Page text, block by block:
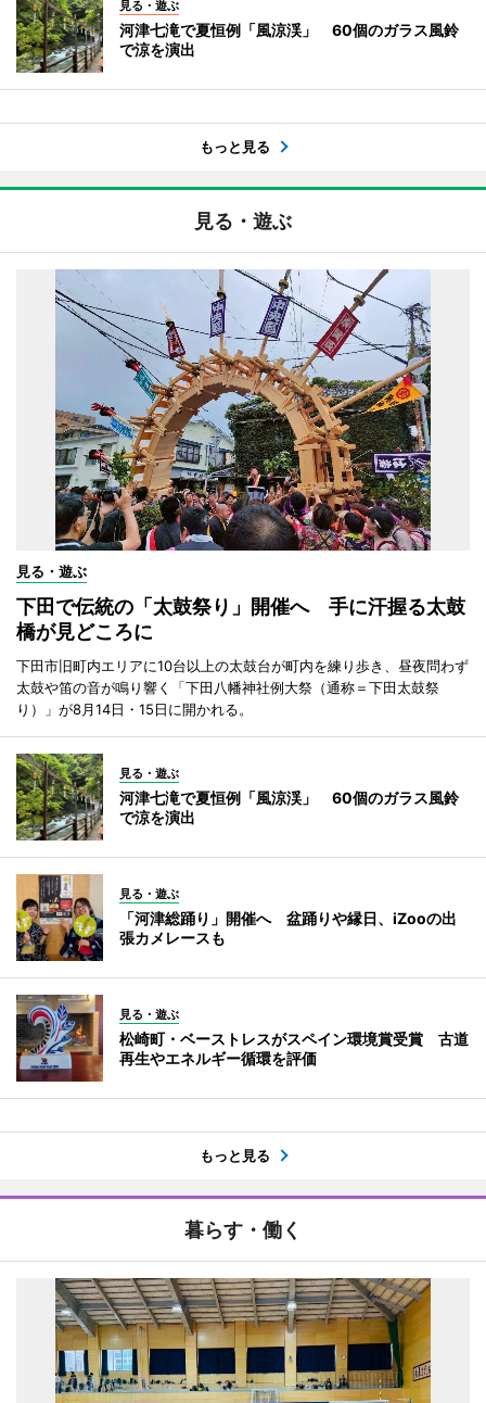
見る・遊ぶ
河津七滝で夏恒例「風涼渓」 60個のガラス風鈴
で涼を演出
もっと見る
見る・遊ぶ
見る・遊ぶ
下田で伝統の「太鼓祭り」開催へ 手に汗握る太鼓
橋が見どころに
下田市旧町内エリアに10台以上の太鼓台が町内を練り歩き、昼夜問わず
太鼓や笛の音が鳴り響く「下田八幡神社例大祭（通称＝下田太鼓祭
り）」が8月14日・15日に開かれる。
見る・遊ぶ
河津七滝で夏恒例「風涼渓」 60個のガラス風鈴
で涼を演出
見る・遊ぶ
「河津総踊り」開催へ 盆踊りや縁日、iZooの出
張カメレースも
見る・遊ぶ
松崎町・ベーストレスがスペイン環境賞受賞 古道
再生やエネルギー循環を評価
もっと見る
暮らす・働く